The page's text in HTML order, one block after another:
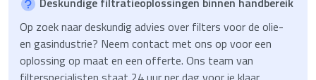
Op zoek naar deskundig advies over filters voor de olie-
en gasindustrie? Neem contact met ons op voor een
oplossing op maat en een offerte. Ons team van